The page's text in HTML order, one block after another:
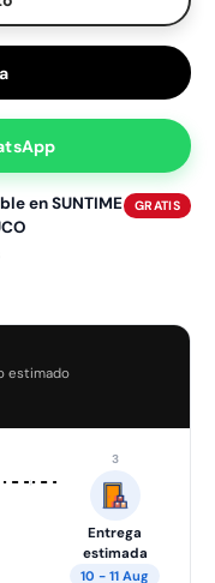
enSUNTIME
GRATIS
estimado
›
3
Entrega
estimada
10 - 11 Aug